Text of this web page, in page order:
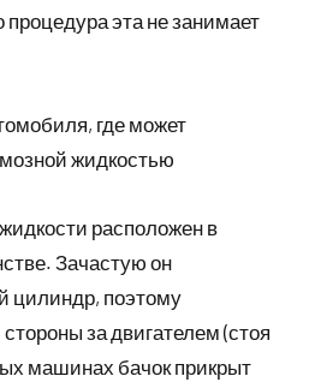
процедура эта не занимает
где может
жидкостью
расположен в
Зачастую он
цилиндр, поэтому
за двигателем (стоя
машинах бачок прикрыт